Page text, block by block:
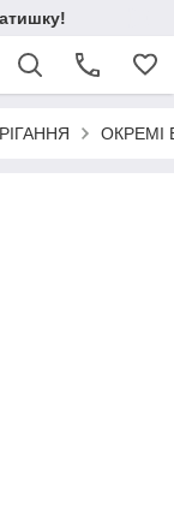
ОКРЕМІ